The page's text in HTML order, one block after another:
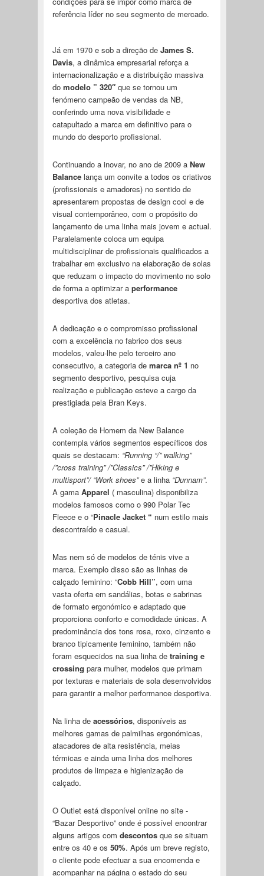
referência líder no seu segmento de mercado.
Já em 1970 e sob a direção de James S.
Davis, a dinâmica empresarial reforça a
internacionalização e a distribuição massiva
do modelo ” 320″que se tornou um
fenómeno campeão de vendas da NB,
conferindo uma nova visibilidade e
catapultado a marca em definitivo para o
mundo do desporto profissional.
Continuando a inovar, no ano de 2009 a New
Balancelança um convite a todos os criativos
(profissionais e amadores) no sentido de
apresentarem propostas de design cool e de
visual contemporâneo, com o propósito do
lançamento de uma linha mais jovem e actual.
Paralelamente coloca um equipa
multidisciplinar de profissionais qualificados a
trabalhar em exclusivo na elaboração de solas
que reduzam o impacto do movimento no solo
de forma a optimizar a performance
desportiva dos atletas.
A dedicação e o compromisso profissional
com a excelência no fabrico dos seus
modelos, valeu-lhe pelo terceiro ano
consecutivo, a categoria de marca nº 1 no
segmento desportivo, pesquisa cuja
realização e publicação esteve a cargo da
prestigiada pela Bran Keys.
A coleção de Homem da New Balance
contempla vários segmentos específicos dos
quais se destacam: “Running “/” walking”
/”cross training” /”Classics” /”Hiking e
multisport”/ “Work shoes”e a linha“Dunnam”.
A gama Apparel ( masculina) disponibiliza
modelos famosos como o 990 Polar Tec
Fleece e o “Pinacle Jacket “ num estilo mais
descontraído e casual.
Mas nem só de modelos de ténis vive a
marca. Exemplo disso são as linhas de
calçado feminino: “Cobb Hill”, com uma
vasta oferta em sandálias, botas e sabrinas
de formato ergonómico e adaptado que
proporciona conforto e comodidade únicas. A
predominância dos tons rosa, roxo, cinzento e
branco tipicamente feminino, também não
foram esquecidos na sua linha de training e
crossing para mulher, modelos que primam
por texturas e materiais de sola desenvolvidos
para garantir a melhor performance desportiva.
Na linha deacessórios, disponíveis as
melhores gamas de palmilhas ergonómicas,
atacadores de alta resistência, meias
térmicas e ainda uma linha dos melhores
produtos de limpeza e higienização de
calçado.
O Outlet está disponível online no site -
“Bazar Desportivo” onde é possível encontrar
alguns artigos com descontosque se situam
entre os 40 e os 50%. Após um breve registo,
o cliente pode efectuar a sua encomenda e
acompanhar na página o estado do seu